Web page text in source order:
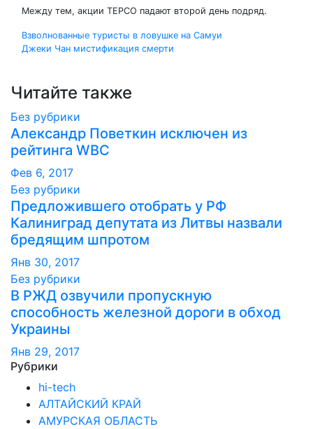
Между тем, акции TEPCO падают второй день подряд.
Навигация
записям
Взволнованные туристы в ловушке на Самуи
Джеки Чан мистификация смерти
Читайте также
Без рубрики
Александр Поветкин исключен из
рейтинга WBC
Фев 6, 2017
Без рубрики
Предложившего отобрать у РФ
Калиниград депутата из Литвы назвали
бредящим шпротом
Янв 30, 2017
Без рубрики
В РЖД озвучили пропускную
способность железной дороги в обход
Украины
Янв 29, 2017
Рубрики
hi-tech
АЛТАЙСКИЙ КРАЙ
АМУРСКАЯ ОБЛАСТЬ